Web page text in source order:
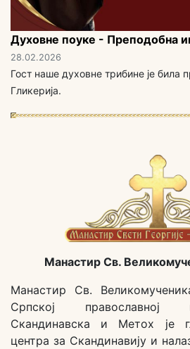
Духовне поуке - Преподобна
28.02.2026
Гост наше духовне трибине је била
Гликерија.
Манастир Св.
Манастир Св.
Српској православној
Скандинавска и Метох је
центра за Скандинавију и